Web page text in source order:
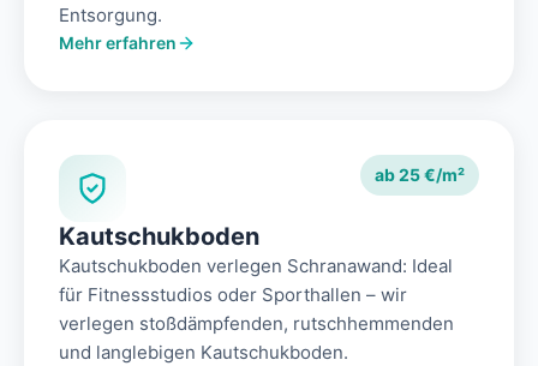
Entsorgung.
Mehr erfahren
ab 25 €/m²
Kautschukboden
Kautschukboden verlegen Schranawand: Ideal
für Fitnessstudios oder Sporthallen – wir
verlegen stoßdämpfenden, rutschhemmenden
und langlebigen Kautschukboden.